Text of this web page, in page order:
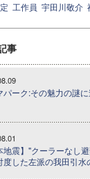
工作員 宇田川敬介
事
パーク:その魅力の謎
地震】"クーラーなし
度した左派の我田引水